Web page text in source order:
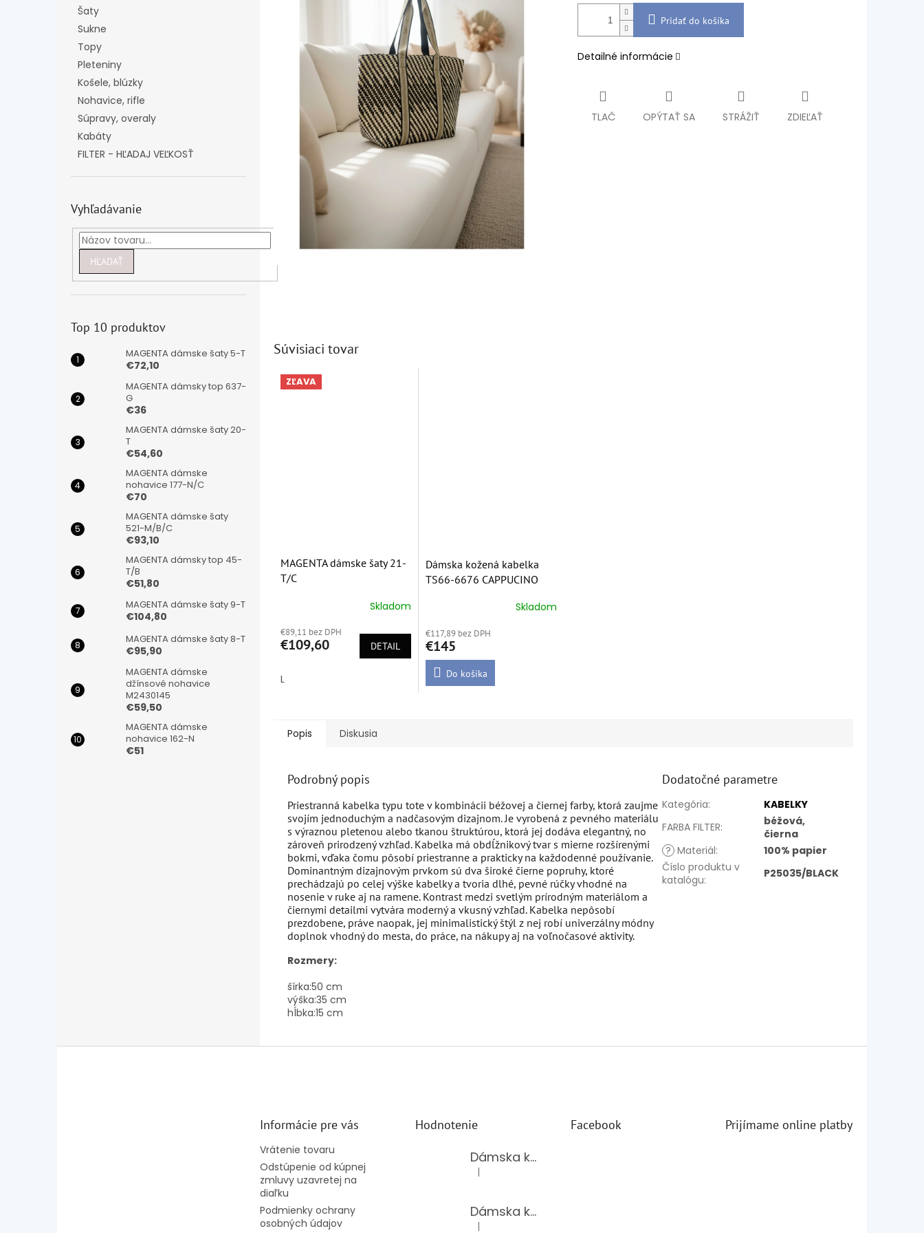
Šaty
Sukne
Topy
Pleteniny
Košele, blúzky
Nohavice, rifle
Súpravy, overaly
Kabáty
FILTER - HĽADAJ VEĽKOSŤ
Vyhľadávanie
HĽADAŤ
Top 10 produktov
MAGENTA dámske šaty 5-T
€72,10
MAGENTA dámsky top 637-
G
€36
MAGENTA dámske šaty 20-
T
€54,60
MAGENTA dámske
nohavice 177-N/C
€70
MAGENTA dámske šaty
521-M/B/C
€93,10
MAGENTA dámsky top 45-
T/B
€51,80
MAGENTA dámske šaty 9-T
€104,80
MAGENTA dámske šaty 8-T
€95,90
MAGENTA dámske
džínsové nohavice
M2430145
€59,50
MAGENTA dámske
nohavice 162-N
€51
Pridať do košíka
Detailné informácie
TLAČ OPÝTAŤ SA STRÁŽIŤ ZDIEĽAŤ
Súvisiaci tovar
ZĽAVA
MAGENTA dámske šaty 21-
T/C
produktu
je
z
5
Skladom
€89,11 bez DPH
€109,60 DETAIL
L
Dámska kožená kabelka
TS66-6676 CAPPUCINO
Skladom
€117,89 bez DPH
€145
Do košíka
Popis Diskusia
Podrobný popis
Priestranná kabelka typu tote v kombinácii béžovej a čiernej farby, ktorá zaujme
svojím jednoduchým a nadčasovým dizajnom. Je vyrobená z pevného materiálu
s výraznou pletenou alebo tkanou štruktúrou, ktorá jej dodáva elegantný, no
zároveň prirodzený vzhľad. Kabelka má obdĺžnikový tvar s mierne rozšírenými
bokmi, vďaka čomu pôsobí priestranne a prakticky na každodenné používanie.
Dominantným dizajnovým prvkom sú dva široké čierne popruhy, ktoré
prechádzajú po celej výške kabelky a tvoria dlhé, pevné rúčky vhodné na
nosenie v ruke aj na ramene. Kontrast medzi svetlým prírodným materiálom a
čiernymi detailmi vytvára moderný a vkusný vzhľad. Kabelka nepôsobí
prezdobene, práve naopak, jej minimalistický štýl z nej robí univerzálny módny
doplnok vhodný do mesta, do práce, na nákupy aj na voľnočasové aktivity.
Rozmery:
šírka:50 cm
výška:35 cm
hĺbka:15 cm
Dodatočné parametre
Kategória:
KABELKY
FARBA FILTER:
béžová,
čierna
? Materiál:
100% papier
Číslo produktu v
katalógu: P25035/BLACK
Informácie pre vás
Vrátenie tovaru
Odstúpenie od kúpnej
zmluvy uzavretej na
diaľku
Podmienky ochrany
osobných údajov
Hodnotenie
Dámska kožená kabelka TS-112-14/CHOCO
Hodnotenie produktu je 5 z 5 hviezdičiek.
|
Dámska kožená kabelka TS-112-14/PUDER
|
Facebook Prijímame online platby